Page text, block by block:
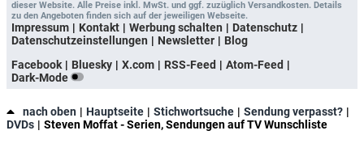
dieser Website. Alle Preise inkl. MwSt. und ggf. zuzüglich Versandkosten. Details
zu den Angeboten finden sich auf der jeweiligen Webseite.
Impressum Kontakt Werbung schalten
Datenschutz
Datenschutzeinstellungen
Newsletter
Blog
Facebook
Bluesky X.com RSS-Feed
Atom-Feed
Dark-Mode
nach oben Hauptseite Stichwortsuche
Sendung verpasst?
DVDs
Steven Moffat - Serien, Sendungen auf TV Wunschliste